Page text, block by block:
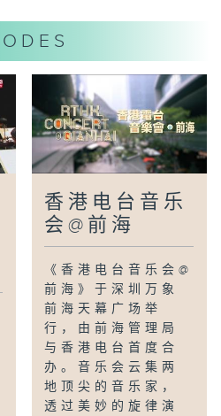
（叶梓翀、蔡伟
）
泓、容宝汶、曾柏榆、
蔡继瑜、梁展维）
by Bach/Petzold
Medley （香港电
作）
Medley
March
香港电台音乐
会@前海
《香港电台音乐会@
前海》于深圳万象
前海天幕广场举
行，由前海管理局
与香港电台首度合
办。音乐会云集两
地顶尖的音乐家，
透过美妙的旋律演